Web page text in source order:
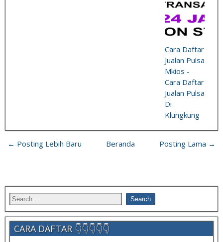
Cara Daftar
Jualan Pulsa
Mkios -
Cara Daftar
Jualan Pulsa
Di
Klungkung
← Posting Lebih Baru Posting Lama →
Beranda
CARA DAFTAR 👇👇👇👇👇